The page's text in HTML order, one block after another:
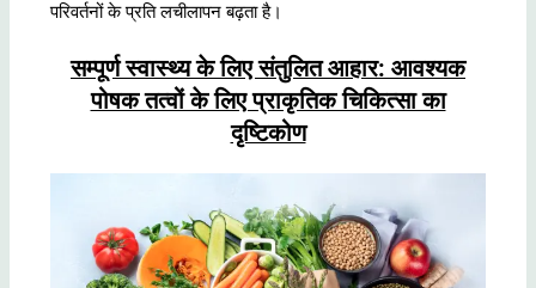
परिवर्तनों के प्रति लचीलापन बढ़ता है।
सम्पूर्ण स्वास्थ्य के लिए संतुलित आहार: आवश्यक
पोषक तत्वों के लिए प्राकृतिक चिकित्सा का
दृष्टिकोण